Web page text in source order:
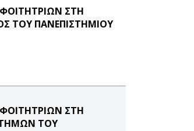
ΣΤΗ
ΤΟΥ ΠΑΝΕΠΙΣΤΗΜΙΟΥ
ΣΤΗ
ΤΟΥ